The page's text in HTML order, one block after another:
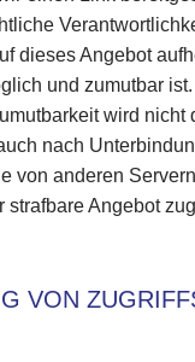
dieses Angebot
und zumutbar
wird nicht
nach
von anderen
strafbare Angebot
VON